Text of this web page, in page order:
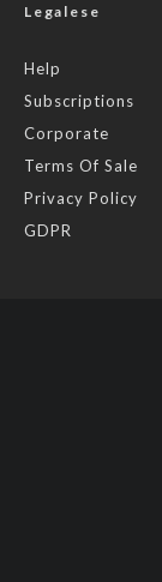
Legalese
Help
Subscriptions
Corporate
Terms Of Sale
Privacy Policy
GDPR